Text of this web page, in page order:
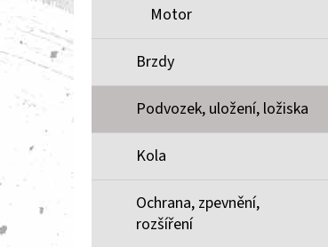
Motor
Brzdy
Podvozek, uložení, ložiska
Kola
Ochrana, zpevnění,
rozšíření